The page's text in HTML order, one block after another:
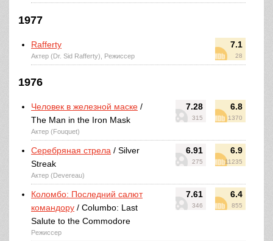
1977
7.1
28
Rafferty
Актер (Dr. Sid Rafferty), Режиссер
1976
7.28
315
6.8
1370
Человек в железной маске /
The Man in the Iron Mask
Актер (Fouquet)
6.91
275
6.9
11235
Серебряная стрела / Silver
Streak
Актер (Devereau)
7.61
346
6.4
855
Коломбо: Последний салют
командору / Columbo: Last
Salute to the Commodore
Режиссер